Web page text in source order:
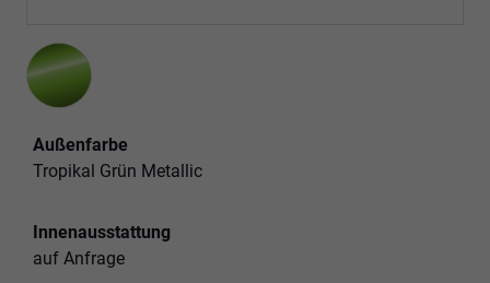
Außenfarbe
Tropikal Grün Metallic
Innenausstattung
auf Anfrage